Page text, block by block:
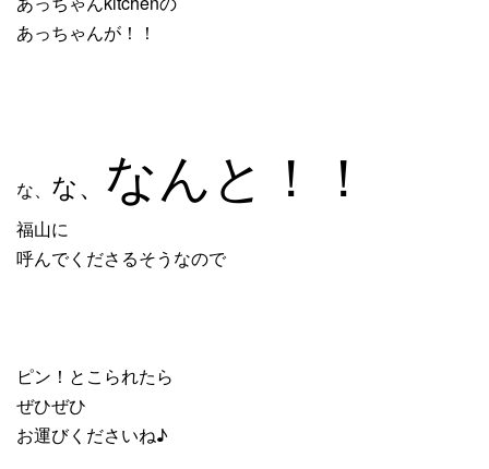
あっちゃんが！！
な、 な、 なんと！！
福山に
呼んでくださるそうなので
ピン！とこられたら
ぜひぜひ
お運びくださいね♪